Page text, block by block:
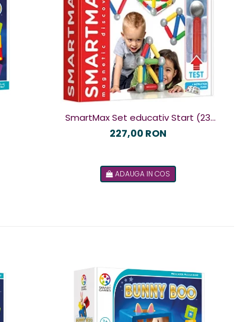
SmartMax Set educativ Start (23
piese) cu fereastra de test
227,00 RON
ADAUGA IN COS